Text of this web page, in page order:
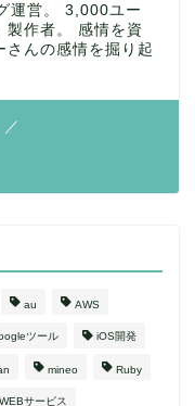
運営。 3,000ユー
製作者。 感情を資
さんの感情を掘り起
au AWS
ツール iOS開発
mineo Ruby
WEBサービス